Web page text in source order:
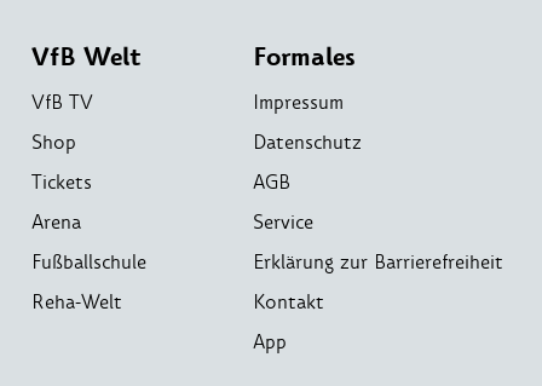
VfB Welt
VfB TV
Shop
Tickets
Arena
Fußballschule
Reha-Welt
Formales
Impressum
Datenschutz
AGB
Service
Erklärung zur Barrierefreiheit
Kontakt
App